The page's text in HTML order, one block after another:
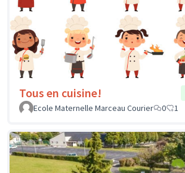
Tous en cuisine!
Ecole Maternelle Marceau Courier
0 1